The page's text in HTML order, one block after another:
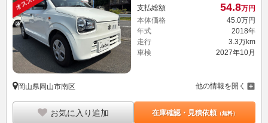
支払総額 54.8万円
本体価格
45. 0万円
年式
2018年
走行
3.3万km
車検
2027年10月
岡山県岡山市南区 他の情報を開く
お気に入り追加 在庫確認・見積依頼（無料）